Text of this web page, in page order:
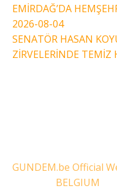
EMİRDAĞ’DA
2026-08-04
SENATÖR HASAN
ZİRVELERİNDE TEMİZ
GUNDEM.be Official
BELGIUM